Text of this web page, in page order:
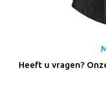
Heeft u vragen?